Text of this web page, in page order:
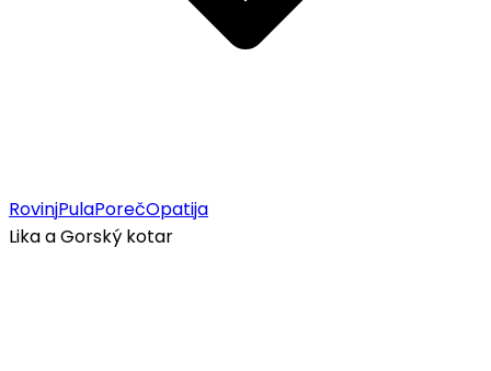
RovinjPulaPorečOpatija
Lika a Gorský kotar